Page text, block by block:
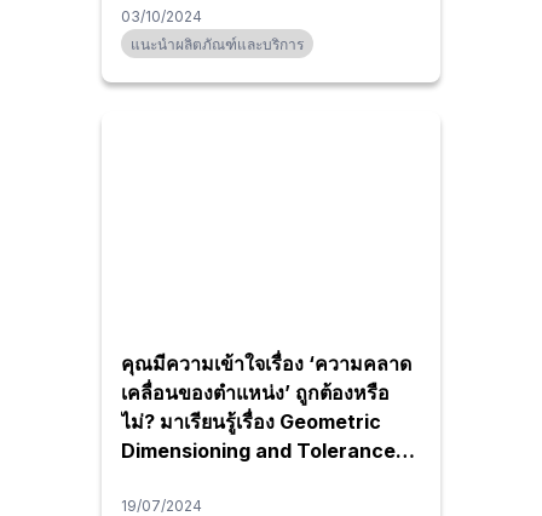
03/10/2024
แนะนำผลิตภัณฑ์และบริการ
คุณมีความเข้าใจเรื่อง ‘ความคลาด
เคลื่อนของตำแหน่ง’ ถูกต้องหรือ
ไม่? มาเรียนรู้เรื่อง Geometric
Dimensioning and Tolerance
19/07/2024